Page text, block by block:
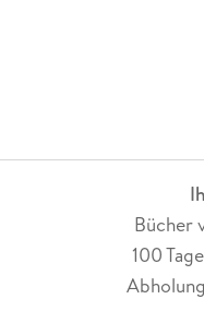
Bücher
100